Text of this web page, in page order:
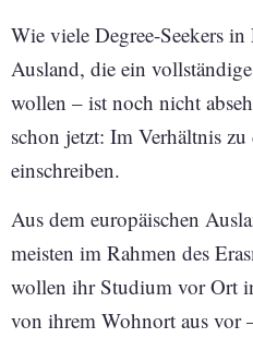
Wie viele Degree-Seekers
Ausland, die ein
wollen – ist noch nicht
schon jetzt: Im Verhältnis
einschreiben.
Aus dem europäischen
meisten im Rahmen des
wollen ihr Studium vor Ort
von ihrem Wohnort aus vor